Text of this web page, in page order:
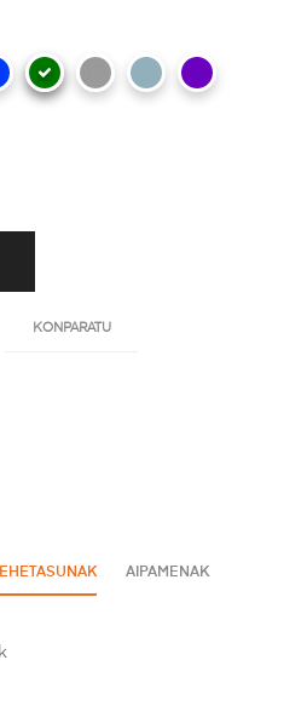
KONPARATU
AIPAMENAK